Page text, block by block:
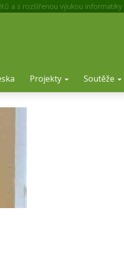
a s rozšířenou výukou informatiky
Projekty Soutěže